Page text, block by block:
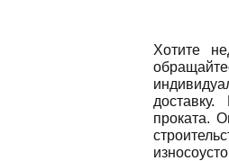
Хотите
доставку.
проката.